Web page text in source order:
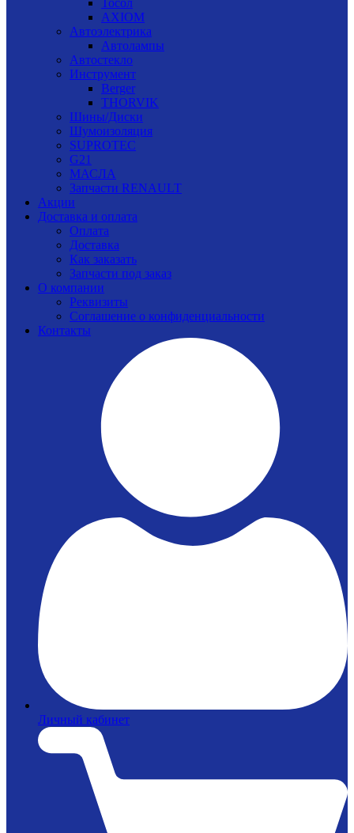
Тосол
AXIOM
Автоэлектрика
Автолампы
Автостекло
Инструмент
Berger
THORVIK
Шины/Диски
Шумоизоляция
SUPROTEC
G21
МАСЛА
Запчасти RENAULT
Акции
Доставка и оплата
Оплата
Доставка
Как заказать
Запчасти под заказ
О компании
Реквизиты
Соглашение о конфиденциальности
Контакты
Личный кабинет